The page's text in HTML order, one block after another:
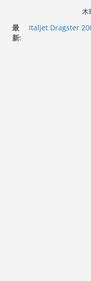
木
最
新:
Italjet Dragster